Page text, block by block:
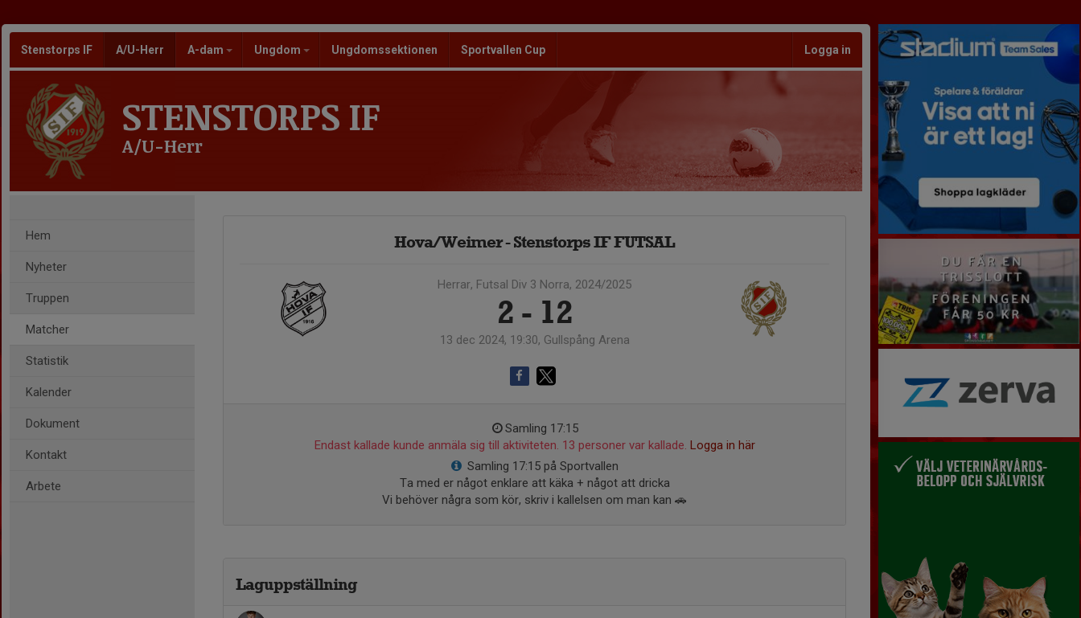
Stenstorps IF A/U-Herr A-dam Ungdom Ungdomssektionen Sportvallen Cup Logga in
STENSTORPS IF
A/U-Herr
Hem
Nyheter
Truppen
Matcher
Statistik
Kalender
Dokument
Kontakt
Arbete
Hova/Weimer - Stenstorps IF FUTSAL
Herrar, Futsal Div 3 Norra, 2024/2025
2 - 12
13 dec 2024, 19:30, Gullspång Arena
Samling 17:15
Endast kallade kunde anmäla sig till aktiviteten. 13 personer var kallade. Logga in här
Samling 17:15 på Sportvallen
Ta med er något enklare att käka + något att dricka
Vi behöver några som kör, skriv i kallelsen om man kan 🚗
Laguppställning